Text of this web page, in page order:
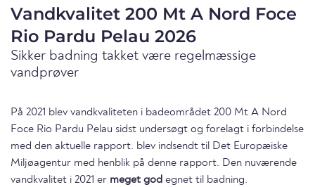
Vandkvalitet 200 Mt A Nord Foce
Rio Pardu Pelau 2026
Sikker badning takket være regelmæssige
vandprøver
På 2021 blev vandkvaliteten i badeområdet 200 Mt A Nord
Foce Rio Pardu Pelau sidst undersøgt og forelagt i forbindelse
med den aktuelle rapport. blev indsendt til Det Europæiske
Miljøagentur med henblik på denne rapport. Den nuværende
vandkvalitet i 2021 er meget god egnet til badning.